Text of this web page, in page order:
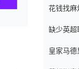
花钱找
窗口
缺少英
皇家马